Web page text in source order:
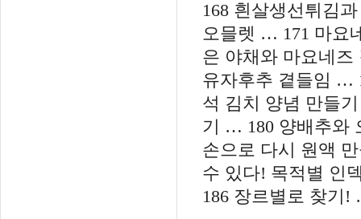
168 흰살생선튀김
오믈렛 … 171 마요
은 야채와 마요네
유자후추 곁들임 …
석 김치 양념 만들
기 … 180 양배추와
손으로 다시 원액
수 있다! 목적별 인
186 장르별로 찾기